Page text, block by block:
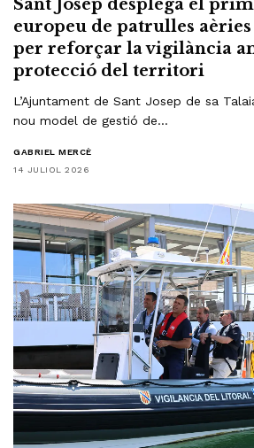
Sant Josep desplega el
europeu de patrulles
per reforçar la vigilància
protecció del territori
L’Ajuntament de Sant Josep de sa
nou model de gestió de…
GABRIEL MERCÈ
14 JULIOL 2026